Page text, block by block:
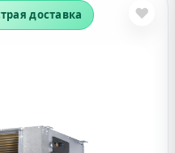
доставка ❤